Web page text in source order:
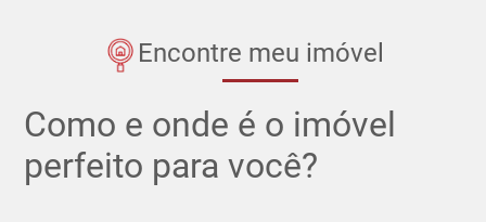
Encontre meu imóvel
Como e onde é o imóvel
perfeito para você?